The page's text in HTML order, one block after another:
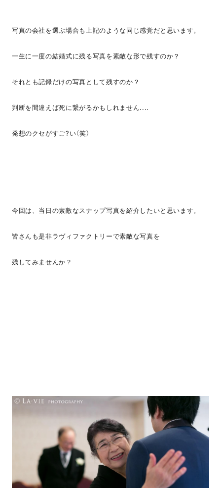
写真の会社を選ぶ場合も上記のような同じ感覚だと思います。
一生に一度の結婚式に残る写真を素敵な形で残すのか？
それとも記録だけの写真として残すのか？
判断を間違えば死に繋がるかもしれません....
発想のクセがすご?い（笑）
今回は、当日の素敵なスナップ写真を紹介したいと思います。
皆さんも是非ラヴィファクトリーで素敵な写真を
残してみませんか？